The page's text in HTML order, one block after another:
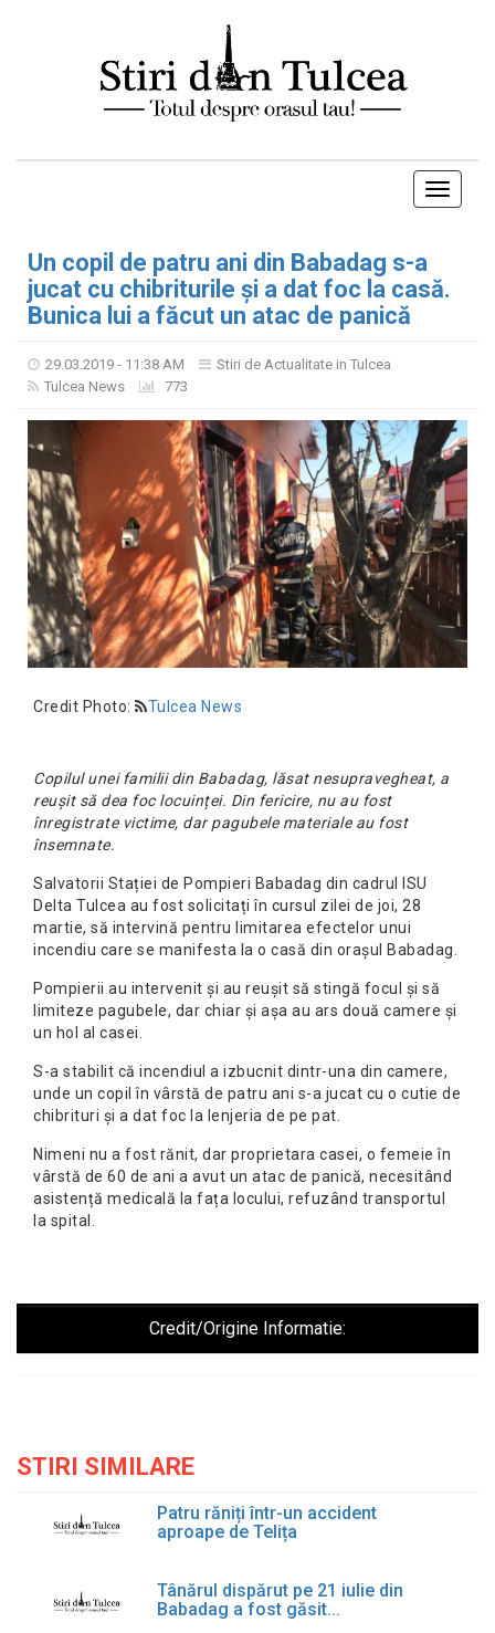
Toggle
Un copil de patru ani din Babadag s-a
jucat cu chibriturile și a dat foc la casă.
Bunica lui a făcut un atac de panică
29.03.2019 - 11:38 AM
Stiri de Actualitate in Tulcea
Tulcea News
773
Credit Photo: Tulcea News
Copilul unei familii din Babadag, lăsat nesupravegheat, a
reușit să dea foc locuinței. Din fericire, nu au fost
înregistrate victime, dar pagubele materiale au fost
însemnate.
Salvatorii Stației de Pompieri Babadag din cadrul ISU
Delta Tulcea au fost solicitați în cursul zilei de joi, 28
martie, să intervină pentru limitarea efectelor unui
incendiu care se manifesta la o casă din orașul Babadag.
Pompierii au intervenit și au reușit să stingă focul și să
limiteze pagubele, dar chiar și așa au ars două camere și
un hol al casei.
S-a stabilit că incendiul a izbucnit dintr-una din camere,
unde un copil în vârstă de patru ani s-a jucat cu o cutie de
chibrituri și a dat foc la lenjeria de pe pat.
Nimeni nu a fost rănit, dar proprietara casei, o femeie în
vârstă de 60 de ani a avut un atac de panică, necesitând
asistență medicală la fața locului, refuzând transportul
la spital.
Credit/Origine Informatie:
STIRI SIMILARE
Patru răniți într-un accident
aproape de Telița
Tânărul dispărut pe 21 iulie din
Babadag a fost găsit...